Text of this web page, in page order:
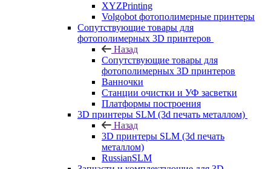
XYZPrinting
Volgobot фотополимерные принтеры
Сопутствующие товары для
фотополимерных 3D принтеров
Назад
Сопутствующие товары для
фотополимерных 3D принтеров
Ванночки
Станции очистки и УФ засветки
Платформы построения
3D принтеры SLM (3d печать металлом)
Назад
3D принтеры SLM (3d печать
металлом)
RussianSLM